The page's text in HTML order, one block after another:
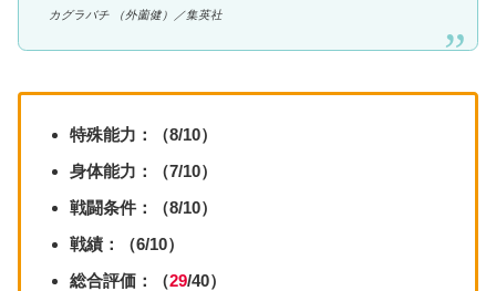
カグラバチ （外薗健）／集英社
特殊能力：（8/10）
身体能力：（7/10）
戦闘条件：（8/10）
戦績：（6/10）
総合評価：（29/40）